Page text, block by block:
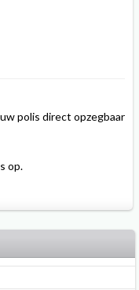
polis direct opzegbaar
op.